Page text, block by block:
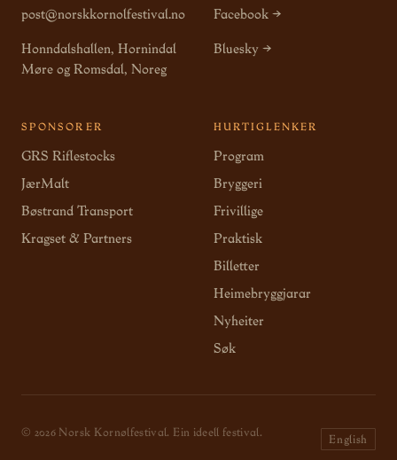
post@norskkornolfestival.no
Honndalshallen, Hornindal
Møre og Romsdal, Noreg
Facebook →
Bluesky →
SPONSORER
GRS Riflestocks
JærMalt
Bøstrand Transport
Kragset & Partners
HURTIGLENKER
Program
Bryggeri
Frivillige
Praktisk
Billetter
Heimebryggjarar
Nyheiter
Søk
© 2026 Norsk Kornølfestival. Ein ideell festival.
English